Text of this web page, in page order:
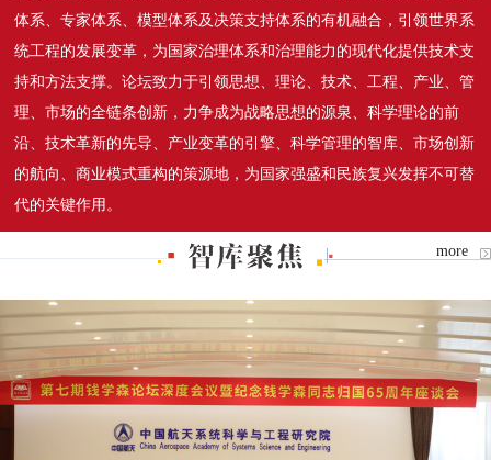
体系、专家体系、模型体系及决策支持体系的有机融合，引领世界系
统工程的发展变革，为国家治理体系和治理能力的现代化提供技术支
持和方法支撑。论坛致力于引领思想、理论、技术、工程、产业、管
理、市场的全链条创新，力争成为战略思想的源泉、科学理论的前
沿、技术革新的先导、产业变革的引擎、科学管理的智库、市场创新
的航向、商业模式重构的策源地，为国家强盛和民族复兴发挥不可替
代的关键作用。
more